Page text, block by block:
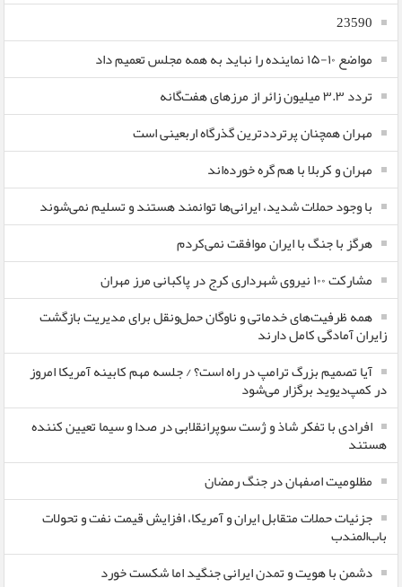
23590
مواضع ۱۰-۱۵ نماینده را نباید به همه مجلس تعمیم داد
تردد ۳.۳ میلیون زائر از مرزهای هفت‌گانه
مهران همچنان پرترددترین گذرگاه اربعینی است
مهران و کربلا با هم گره خورده‌اند
با وجود حملات شدید، ایرانی‌ها توانمند هستند و تسلیم نمی‌شوند
هرگز با جنگ با ایران موافقت نمی‌کردم
مشارکت ۱۰۰ نیروی شهرداری کرج در پاکبانی مرز مهران
همه ظرفیت‌های خدماتی و ناوگان حمل‌ونقل برای مدیریت بازگشت
زایران آمادگی کامل دارند
آیا تصمیم بزرگ ترامپ در راه است؟ / جلسه مهم کابینه آمریکا امروز
در کمپ‌دیوید برگزار می‌شود
افرادی با تفکر شاذ و ژست سوپرانقلابی در صدا و سیما تعیین کننده
هستند
مظلومیت اصفهان در جنگ رمضان
جزئیات حملات متقابل ایران و آمریکا، افزایش قیمت نفت و تحولات
باب‌المندب
دشمن با هویت و تمدن ایرانی جنگید اما شکست خورد